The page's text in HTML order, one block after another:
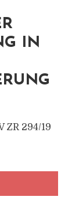
IN
ZR 294/19